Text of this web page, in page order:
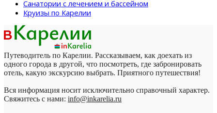
Санатории с лечением и бассейном
Круизы по Карелии
Путеводитель по Карелии. Рассказываем, как доехать из
одного города в другой, что посмотреть, где забронировать
отель, какую экскурсию выбрать. Приятного путешествия!
Вся информация носит исключительно справочный характер.
Свяжитесь с нами: info@inkarelia.ru